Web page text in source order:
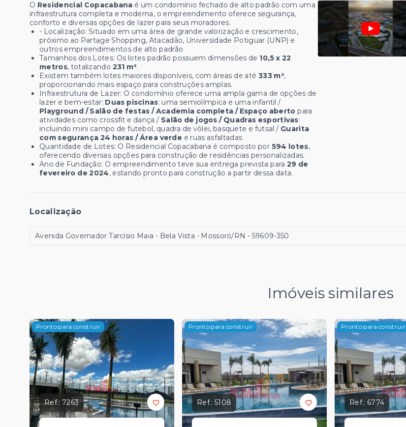
O Residencial Copacabana é um condomínio fechado de alto padrão com uma
infraestrutura completa e moderna, o empreendimento oferece segurança,
conforto e diversas opções de lazer para seus moradores.
- Localização:Situado em uma área de grande valorização e crescimento,
próximo ao Partage Shopping, Atacadão, Universidade Potiguar (UNP) e
outros empreendimentos de alto padrão
Tamanhos dos Lotes: Os lotes padrão possuem dimensões de 10,5 x 22
metros, totalizando 231 m².
Existem também lotes maiores disponíveis, com áreas de até 333 m²,
proporcionando mais espaço para construções amplas.
Infraestrutura de Lazer: O condomínio oferece uma ampla gama de opções de
lazer e bem-estar: Duas piscinas: uma semiolímpica e uma infantil /
Playground / Salão de festas / Academia completa / Espaço aberto para
atividades como crossfit e dança / Salão de jogos / Quadras esportivas:
incluindo mini campo de futebol, quadra de vôlei, basquete e futsal / Guarita
com segurança 24 horas / Área verde e ruas asfaltadas
Quantidade de Lotes: O Residencial Copacabana é composto por 594 lotes,
oferecendo diversas opções para construção de residências personalizadas.
Ano de Fundação: O empreendimento teve sua entrega prevista para 29 de
fevereiro de 2024, estando pronto para construção a partir dessa data.
Localização
Avenida Governador Tarcísio Maia - Bela Vista - Mossoró/RN - 59609-350
Imóveis similares
Pronto para construir
Ref.: 7263
Pronto para construir
Ref.:5108
Pronto para construir
Ref.: 6774